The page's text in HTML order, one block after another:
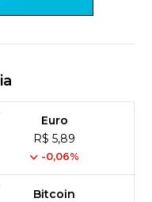
Euro
R$ 5,89
-0,06%
Bitcoin